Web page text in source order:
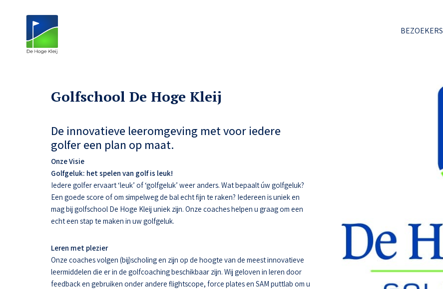
BEZOEKERS
Golfschool De Hoge Kleij
De innovatieve leeromgeving met voor iedere
golfer een plan op maat.
Onze Visie
Golfgeluk: het spelen van golf is leuk!
Iedere golfer ervaart ‘leuk’ of ‘golfgeluk’ weer anders. Wat bepaalt úw golfgeluk?
Een goede score of om simpelweg de bal echt fijn te raken? Iedereen is uniek en
mag bij golfschool De Hoge Kleij uniek zijn. Onze coaches helpen u graag om een
echt een stap te maken in uw golfgeluk.
Leren met plezier
Onze coaches volgen (bij)scholing en zijn op de hoogte van de meest innovatieve
leermiddelen die er in de golfcoaching beschikbaar zijn. Wij geloven in leren door
feedback en gebruiken onder andere flightscope, force plates en SAM puttlab om u